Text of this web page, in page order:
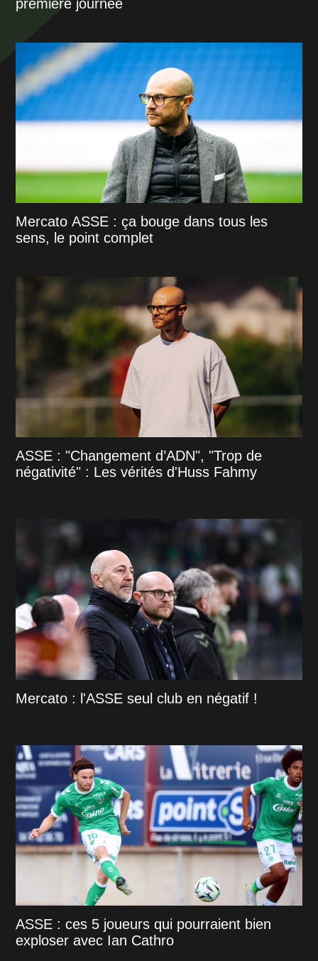
première journée
Mercato ASSE : ça bouge dans tous les
sens, le point complet
ASSE : "Changement d’ADN", "Trop de
négativité" : Les vérités d'Huss Fahmy
Mercato : l'ASSE seul club en négatif !
ASSE : ces 5 joueurs qui pourraient bien
exploser avec Ian Cathro